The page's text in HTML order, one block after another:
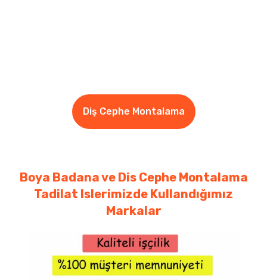
Diş Cephe Montalama
Boya Badana ve Dis Cephe Montalama
Tadilat Islerimizde Kullandığımız
Markalar